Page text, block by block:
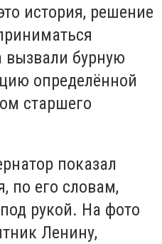
история, решение
вызвали бурную
определённой
старшего
показал
по его словам,
рукой. На фото
Ленину,